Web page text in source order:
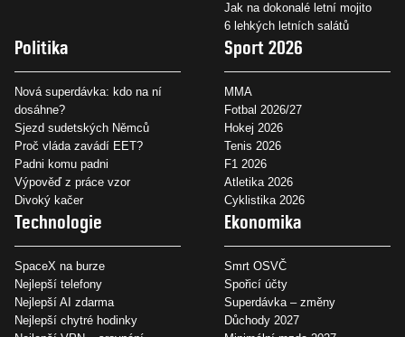
Jak na dokonalé letní mojito
6 lehkých letních salátů
Politika
Nová superdávka: kdo na ní
dosáhne?
Sjezd sudetských Němců
Proč vláda zavádí EET?
Padni komu padni
Výpověď z práce vzor
Divoký kačer
Sport 2026
MMA
Fotbal 2026/27
Hokej 2026
Tenis 2026
F1 2026
Atletika 2026
Cyklistika 2026
Technologie
SpaceX na burze
Nejlepší telefony
Nejlepší AI zdarma
Nejlepší chytré hodinky
Ekonomika
Smrt OSVČ
Spořicí účty
Superdávka – změny
Důchody 2027